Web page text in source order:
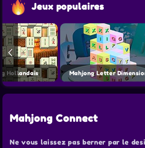
Jeux populaires
Hollandais Mahjong Letter
Mahjong Connect
Ne vous laissez pas berner par le